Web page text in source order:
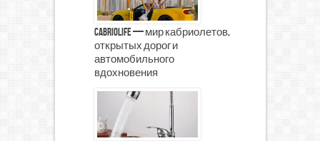
CabrioLife — мир кабриолетов,
открытых дорог и
автомобильного
вдохновения